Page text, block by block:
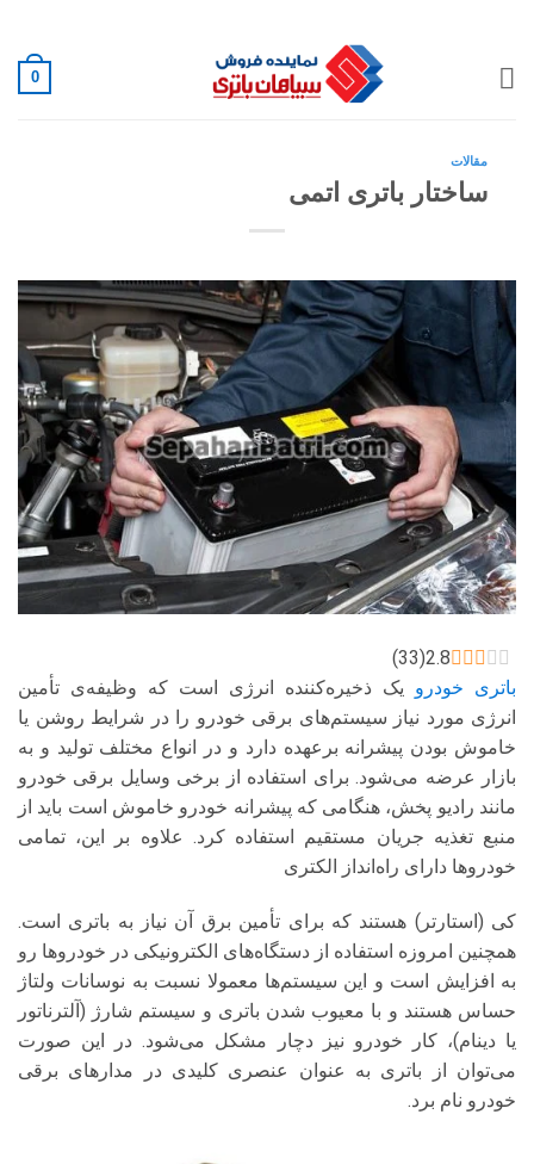
content
0
مقالات
ساختار باتری اتمی
2.8
(
33
)
باتری خودرو یک ذخیره‌کننده انرژی است که وظیفه‌ی تأمین
انرژی مورد نیاز سیستم‌های برقی خودرو را در شرایط روشن یا
خاموش بودن پیشرانه برعهده دارد و در انواع مختلف تولید و به
بازار عرضه می‌شود. برای استفاده از برخی وسایل برقی خودرو
مانند رادیو پخش، هنگامی که پیشرانه خودرو خاموش است باید از
منبع تغذیه جریان مستقیم استفاده کرد. علاوه بر این، تمامی
خودروها دارای راه‌انداز الکتری
کی (استارتر) هستند که برای تأمین برق آن نیاز به باتری است.
همچنین امروزه استفاده از دستگاه‌های الکترونیکی در خودروها رو
به افزایش است و این سیستم‌ها معمولا نسبت به نوسانات ولتاژ
حساس هستند و با معیوب شدن باتری و سیستم شارژ (آلترناتور
یا دینام)، کار خودرو نیز دچار مشکل می‌شود. در این صورت
می‌توان از باتری به عنوان عنصری کلیدی در مدارهای برقی
خودرو نام برد.